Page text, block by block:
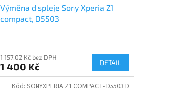
Výměna displeje Sony Xperia Z1
compact, D5503
1 157,02 Kč bez DPH
1 400 Kč DETAIL
Kód: SONYXPERIA Z1 COMPACT- D5503 D